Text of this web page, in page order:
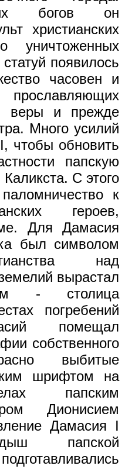
богов он
христианских
уничтоженных
появилось
часовен и
веры и прежде
Много усилий
чтобы обновить
папскую
С этого
к
героев,
Для Дамасия
был символом
над
вырастал
- столица
погребений
помещал
собственного
выбитые
шрифтом на
папским
Дионисием
Дамасия I
папской